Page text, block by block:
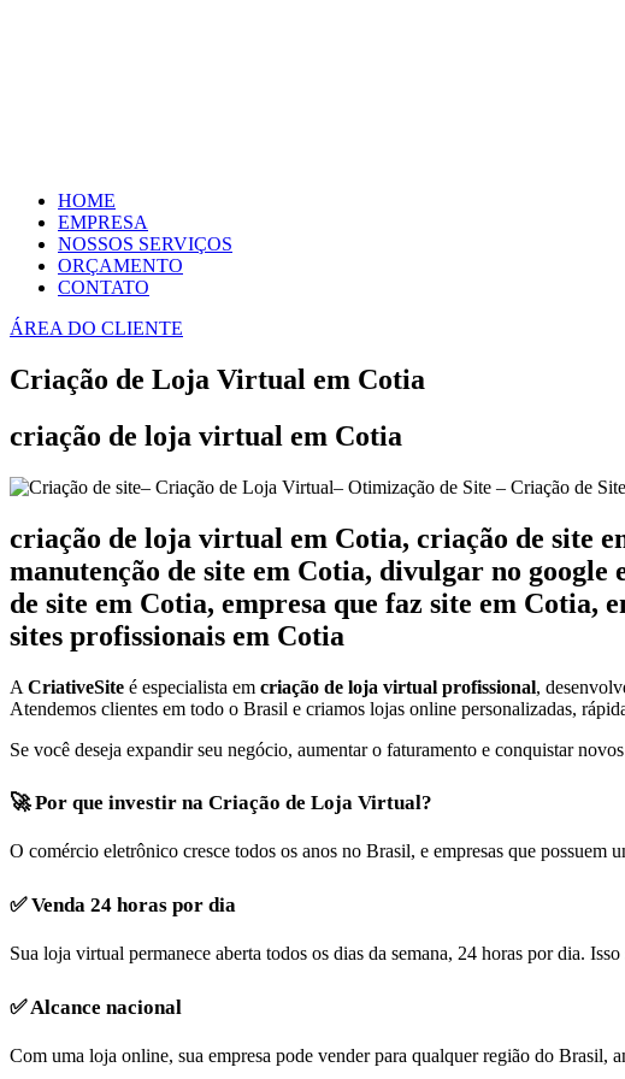
HOME
EMPRESA
NOSSOS SERVIÇOS
ORÇAMENTO
CONTATO
ÁREA DO CLIENTE
Criação de Loja Virtual em Cotia
criação de loja virtual em Cotia
criação de loja virtual em Cotia, criação de site
manutenção de site em Cotia, divulgar no
de site em Cotia, empresa que faz site em
sites profissionais em Cotia
A CriativeSite é especialista em criação de loja virtual profissional,
Atendemos clientes em todo o Brasil e criamos lojas online personalizadas,
Se você deseja expandir seu negócio, aumentar o faturamento e conquistar
🚀 Por que investir na Criação de Loja Virtual?
O comércio eletrônico cresce todos os anos no Brasil, e empresas que
✅ Venda 24 horas por dia
Sua loja virtual permanece aberta todos os dias da semana, 24 horas por dia.
✅ Alcance nacional
Com uma loja online, sua empresa pode vender para qualquer região do Brasil,